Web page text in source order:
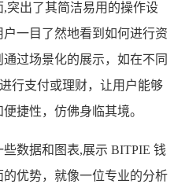
突出了其简洁易用的操作设
一目了然地看到如何进行资
过场景化的展示，如在不同
行支付或理财，让用户能够
捷性，仿佛身临其境。
数据和图表,展示 BITPIE 钱
优势，就像一位专业的分析